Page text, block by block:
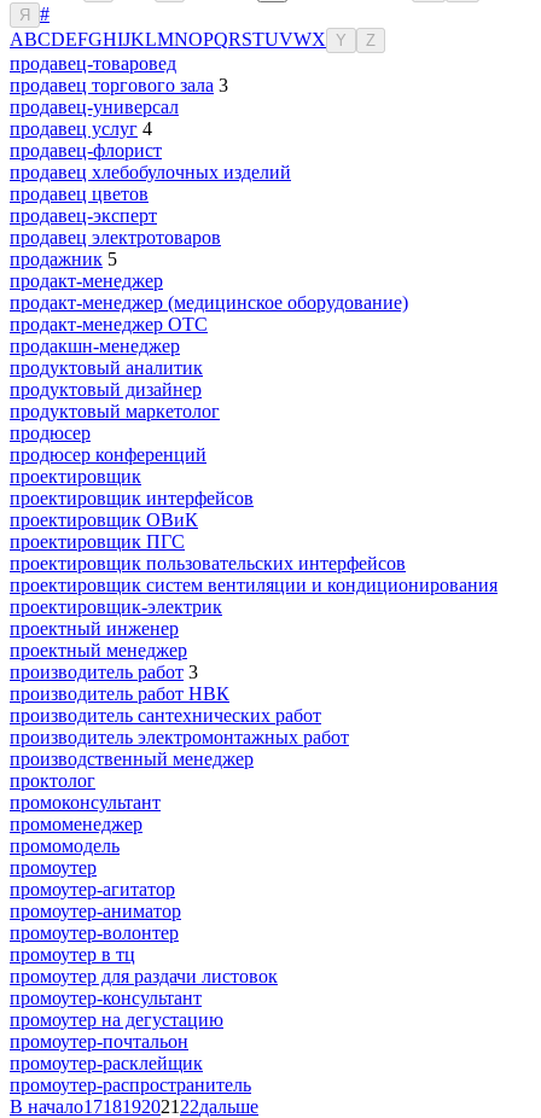
Я
#
ABCDEFGHIJKLMNOPQRSTUVWX Y Z
продавец-товаровед
продавец торгового зала 3
продавец-универсал
продавец услуг 4
продавец-флорист
продавец хлебобулочных изделий
продавец цветов
продавец-эксперт
продавец электротоваров
продажник 5
продакт-менеджер
продакт-менеджер (медицинское оборудование)
продакт-менеджер ОТС
продакшн-менеджер
продуктовый аналитик
продуктовый дизайнер
продуктовый маркетолог
продюсер
продюсер конференций
проектировщик
проектировщик интерфейсов
проектировщик ОВиК
проектировщик ПГС
проектировщик пользовательских интерфейсов
проектировщик систем вентиляции и кондиционирования
проектировщик-электрик
проектный инженер
проектный менеджер
производитель работ 3
производитель работ НВК
производитель сантехнических работ
производитель электромонтажных работ
производственный менеджер
проктолог
промоконсультант
промоменеджер
промомодель
промоутер
промоутер-агитатор
промоутер-аниматор
промоутер-волонтер
промоутер в тц
промоутер для раздачи листовок
промоутер-консультант
промоутер на дегустацию
промоутер-почтальон
промоутер-расклейщик
промоутер-распространитель
В начало1718192021 22дальше